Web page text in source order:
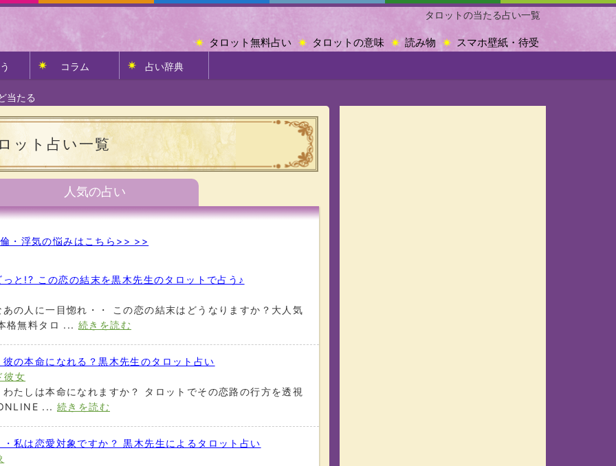
タロットの当たる占い一覧
スマホ壁紙・待受
読み物
タロットの意味
タロット無料占い
コラム 占い辞典
当たる
ット占い一覧
人気の占い
・浮気の悩みはこちら>> >>
っと!? この恋の結末を黒木先生のタロットで占う♪
の人に一目惚れ・・ この恋の結末はどうなりますか？大人気
格無料タロ ... 続きを読む
彼の本命になれる？黒木先生のタロット占い
彼女
たしは本命になれますか？ タロットでその恋路の行方を透視
... 続きを読む
・私は恋愛対象ですか？ 黒木先生によるタロット占い